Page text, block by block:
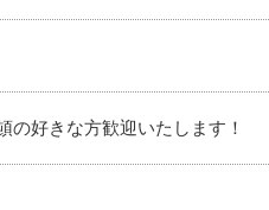
の好きな方歓迎いたします！